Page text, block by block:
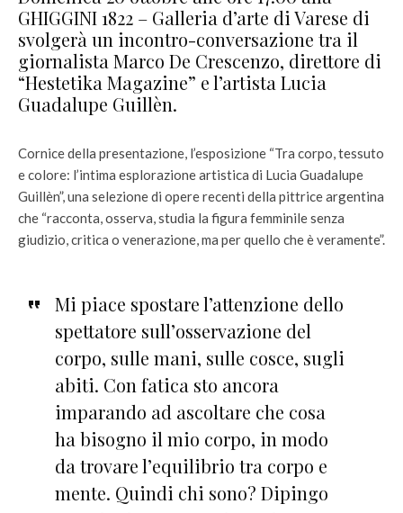
GHIGGINI 1822 – Galleria d’arte di Varese di
svolgerà un incontro-conversazione tra il
giornalista Marco De Crescenzo, direttore di
“Hestetika Magazine” e l’artista Lucia
Guadalupe Guillèn.
Cornice della presentazione, l’esposizione “Tra corpo, tessuto
e colore: l’intima esplorazione artistica di Lucia Guadalupe
Guillèn”, una selezione di opere recenti della pittrice argentina
che “racconta, osserva, studia la figura femminile senza
giudizio, critica o venerazione, ma per quello che è veramente”.
Mi piace spostare l’attenzione dello
spettatore sull’osservazione del
corpo, sulle mani, sulle cosce, sugli
abiti. Con fatica sto ancora
imparando ad ascoltare che cosa
ha bisogno il mio corpo, in modo
da trovare l’equilibrio tra corpo e
mente. Quindi chi sono? Dipingo